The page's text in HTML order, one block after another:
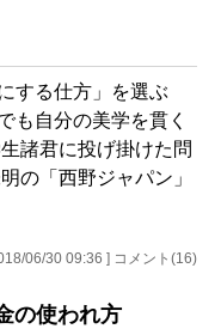
する仕方」を選ぶ
も自分の美学を貫く
諸君に投げ掛けた問
の「西野ジャパン」
06/30 09:36 ] コメント(16)
の使われ方